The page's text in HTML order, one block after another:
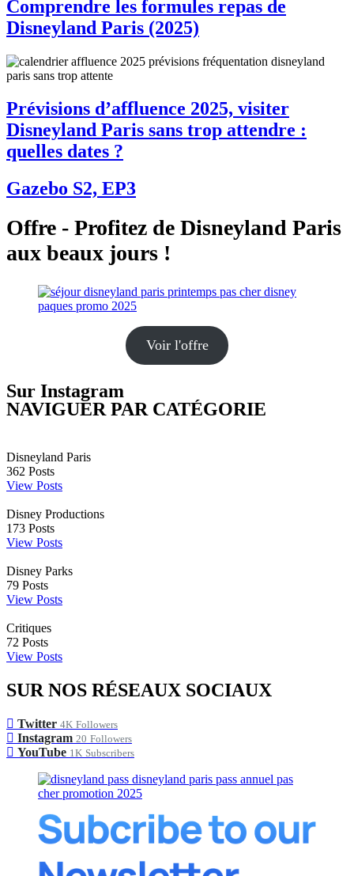
Comprendre les formules repas de
Disneyland Paris (2025)
Prévisions d’affluence 2025, visiter
Disneyland Paris sans trop attendre :
quelles dates ?
Gazebo S2, EP3
Offre - Profitez de Disneyland Paris
aux beaux jours !
Voir l'offre
Sur Instagram
NAVIGUER PAR CATÉGORIE
Disneyland Paris
362 Posts
View Posts
Disney Productions
173 Posts
View Posts
Disney Parks
79 Posts
View Posts
Critiques
72 Posts
View Posts
SUR NOS RÉSEAUX SOCIAUX
Twitter 4K Followers
Instagram 20 Followers
YouTube 1K Subscribers